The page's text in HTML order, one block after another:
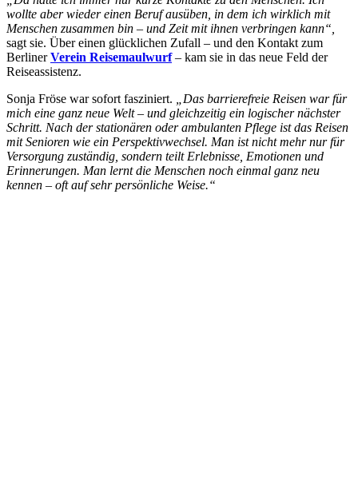
wollte aber wieder einen Beruf ausüben, in dem ich wirklich mit
Menschen zusammen bin – und Zeit mit ihnen verbringen kann“,
sagt sie. Über einen glücklichen Zufall – und den Kontakt zum
BerlinerVerein Reisemaulwurf– kam sie in das neue Feld der
Reiseassistenz.
Sonja Fröse war sofort fasziniert.
„Das barrierefreie Reisen war für
mich eine ganz neue Welt – und gleichzeitig ein logischer nächster
Schritt. Nach der stationären oder ambulanten Pflege ist das Reisen
mit Senioren wie ein Perspektivwechsel. Man ist nicht mehr nur für
Versorgung zuständig, sondern teilt Erlebnisse, Emotionen und
Erinnerungen. Man lernt die Menschen noch einmal ganz neu
kennen – oft auf sehr persönliche Weise.“